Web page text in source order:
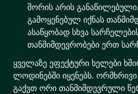
შორის არის
გამოყენებულ იქნას
ასაწყობად სხვა
თანმიმდევრობები ერთ
ყველაზე ეფექტური ხელები
ლოდინებში იყენებს.
გაქვთ ორი თანმიმდევრული